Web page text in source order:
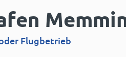
Flugbetrieb